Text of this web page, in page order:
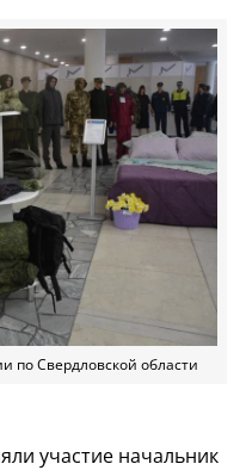
по Свердловской области
участие начальник